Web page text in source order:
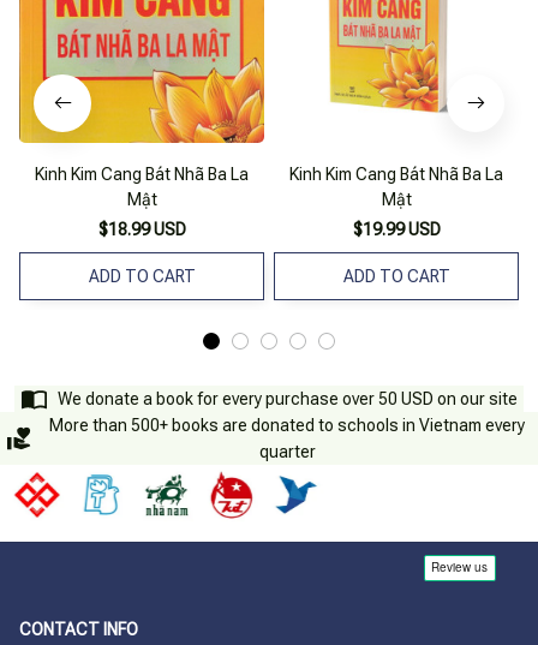
Kinh Kim Cang Bát Nhã Ba La
Mật
$18.99 USD
ADD TO CART
Kinh Kim Cang Bát Nhã Ba La
Mật
$19.99 USD
ADD TO CART
We donate a book for every purchase over 50 USD on our site
More than 500+ books are donated to schools in Vietnam every
quarter
CONTACT INFO